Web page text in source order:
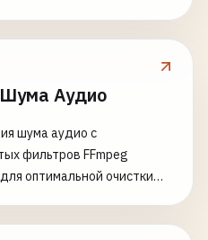
Шума Аудио
шума аудио с
фильтров FFmpeg
оптимальной очистки